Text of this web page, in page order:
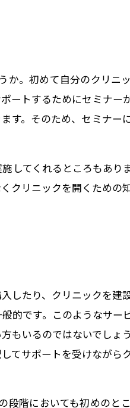
か。初めて自分のクリニ
ートするためにセミナー
す。そのため、セミナー
してくれるところもあり
クリニックを開くための
したり、クリニックを建
的です。このようなサー
もいるのではないでしょ
てサポートを受けながら
段階においても初めのと